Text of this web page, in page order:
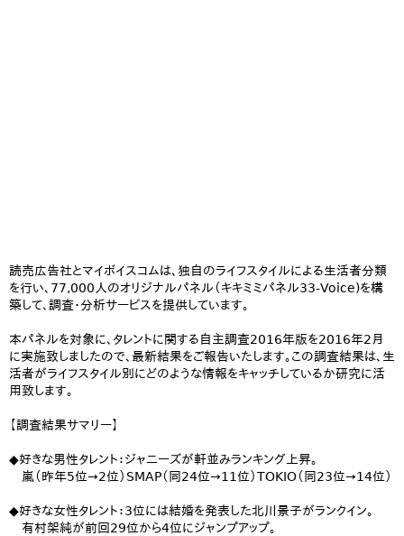
読売広告社とマイボイスコムは、独自のライフスタイルによる生活者分類
を行い、77,000人のオリジナルパネル（キキミミパネル33-Voice)を構
築して、調査・分析サービスを提供しています。
本パネルを対象に、タレントに関する自主調査2016年版を2016年2月
に実施致しましたので、最新結果をご報告いたします。この調査結果は、生
活者がライフスタイル別にどのような情報をキャッチしているか研究に活
用致します。
【調査結果サマリー】
◆好きな男性タレント：ジャニーズが軒並みランキング上昇。
嵐（昨年5位→2位）SMAP（同24位→11位）TOKIO（同23位→14位）
◆好きな女性タレント：3位には結婚を発表した北川景子がランクイン。
有村架純が前回29位から4位にジャンプアップ。